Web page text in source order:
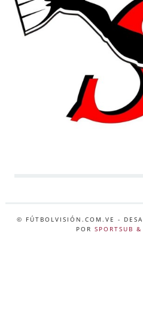
© FÚTBOLVISIÓN.COM.VE -
POR SPORTSUB